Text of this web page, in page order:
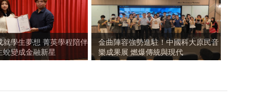
就學生夢想 菁英學程陪伴
蛻變成金融新星
金曲陣容強勢進駐！中國科大原民音
樂成果展 燃爆傳統與現代